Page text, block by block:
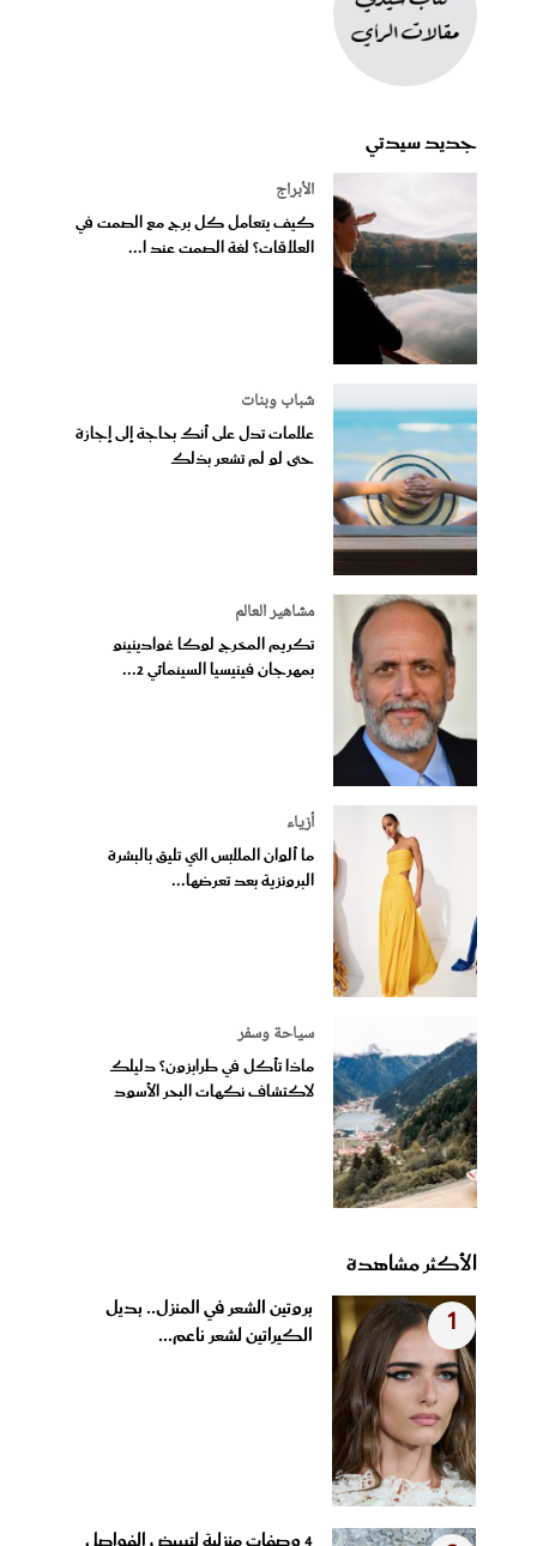
جديد سيدتي
الأبراج
كيف يتعامل كل برج مع الصمت في
العلاقات؟ لغة الصمت عند ا...
شباب وبنات
علامات تدل على أنك بحاجة إلى إجازة
حتى لو لم تشعر بذلك
مشاهير العالم
تكريم المخرج لوكا غوادينينو
بمهرجان فينيسيا السينمائي 2...
أزياء
ما ألوان الملابس التي تليق بالبشرة
البرونزية بعد تعرضها...
سياحة وسفر
ماذا تأكل في طرابزون؟ دليلك
لاكتشاف نكهات البحر الأسود
الأكثر مشاهدة
1
بروتين الشعر في المنزل.. بديل
الكيراتين لشعر ناعم...